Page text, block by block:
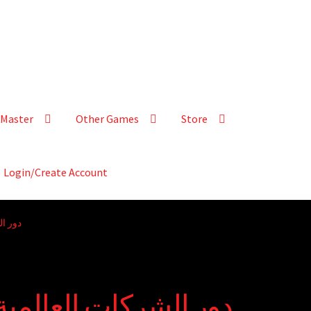
Other Games Store
Login/Create Account
دور